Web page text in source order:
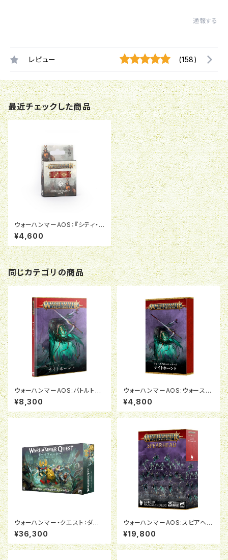
通報する
レビュー (158)
最近チェックした商品
ウォーハンマーAOS：『シティ・オ
ヴ・シグマー』ダイス
¥4,600
同じカテゴリの商品
ウォーハンマーAOS:バトルトー
ム:ナイトホーント(日本語版)
¥8,300
ウォーハンマーAOS:ウォースク
ロールカード:ナイトホーント(日
本語版)
¥4,800
ウォーハンマー・クエスト：ダー
クウォーター（日本語版）
¥36,300
ウォーハンマーAOS:スピアヘッ
ド:ナイトホーント:呪われし咎者
の群れ
¥19,800